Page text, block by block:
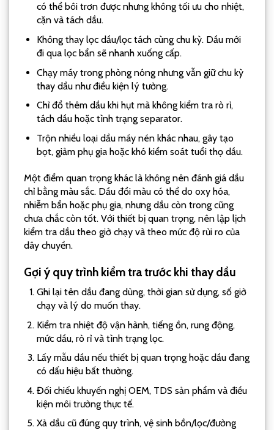
có thể bôi trơn được nhưng không tối ưu cho nhiệt,
cặn và tách dầu.
Không thay lọc dầu/lọc tách cùng chu kỳ. Dầu mới
đi qua lọc bẩn sẽ nhanh xuống cấp.
Chạy máy trong phòng nóng nhưng vẫn giữ chu kỳ
thay dầu như điều kiện lý tưởng.
Chỉ đổ thêm dầu khi hụt mà không kiểm tra rò rỉ,
tách dầu hoặc tình trạng separator.
Trộn nhiều loại dầu máy nén khác nhau, gây tạo
bọt, giảm phụ gia hoặc khó kiểm soát tuổi thọ dầu.
Một điểm quan trọng khác là không nên đánh giá dầu
chỉ bằng màu sắc. Dầu đổi màu có thể do oxy hóa,
nhiễm bẩn hoặc phụ gia, nhưng dầu còn trong cũng
chưa chắc còn tốt. Với thiết bị quan trọng, nên lập lịch
kiểm tra dầu theo giờ chạy và theo mức độ rủi ro của
dây chuyền.
Gợi ý quy trình kiểm tra trước khi thay dầu
Ghi lại tên dầu đang dùng, thời gian sử dụng, số giờ
chạy và lý do muốn thay.
Kiểm tra nhiệt độ vận hành, tiếng ồn, rung động,
mức dầu, rò rỉ và tình trạng lọc.
Lấy mẫu dầu nếu thiết bị quan trọng hoặc dầu đang
có dấu hiệu bất thường.
Đối chiếu khuyến nghị OEM, TDS sản phẩm và điều
kiện môi trường thực tế.
Xả dầu cũ đúng quy trình, vệ sinh bồn/lọc/đường